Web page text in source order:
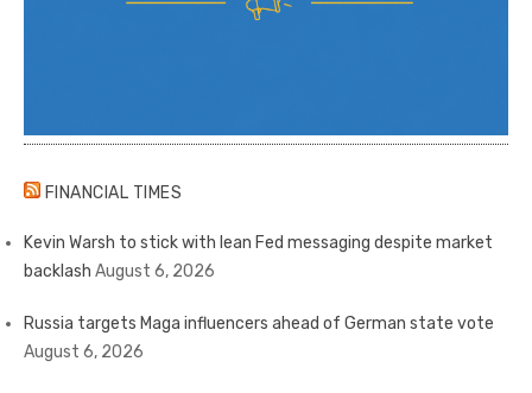
FINANCIAL TIMES
Kevin Warsh to stick with lean Fed messaging despite market
backlash August 6, 2026
Russia targets Maga influencers ahead of German state vote
August 6, 2026